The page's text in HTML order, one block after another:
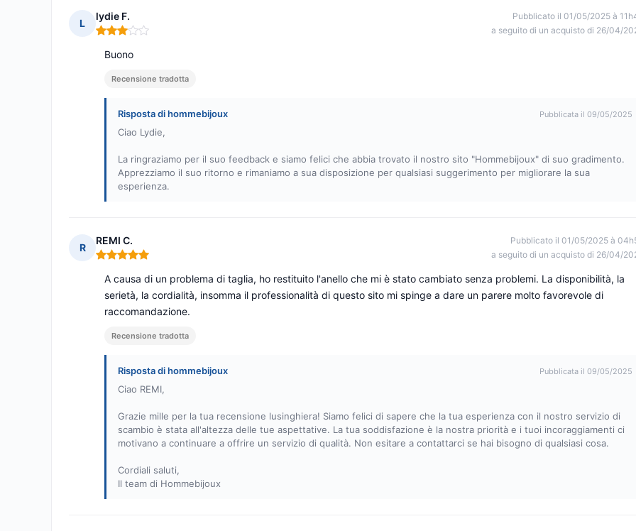
L
lydie F.
Nota: 3 su 5
Pubblicato il 01/05/2025 à
a seguito di un acquisto di 26/04/
Buono
Recensione tradotta
Risposta di hommebijoux Pubblicata il 09/05/2025
Ciao Lydie,
La ringraziamo per il suo feedback e siamo felici che abbia trovato il nostro sito "Hommebijoux" di suo gradimento.
Apprezziamo il suo ritorno e rimaniamo a sua disposizione per qualsiasi suggerimento per migliorare la sua
esperienza.
R
REMI C.
Nota: 5 su 5
Pubblicato il 01/05/2025 à
a seguito di un acquisto di 26/04/
A causa di un problema di taglia, ho restituito l'anello che mi è stato cambiato senza problemi. La disponibilità, la
serietà, la cordialità, insomma il professionalità di questo sito mi spinge a dare un parere molto favorevole di
raccomandazione.
Recensione tradotta
Risposta di hommebijoux Pubblicata il 09/05/2025
Ciao REMI,
Grazie mille per la tua recensione lusinghiera! Siamo felici di sapere che la tua esperienza con il nostro servizio di
scambio è stata all'altezza delle tue aspettative. La tua soddisfazione è la nostra priorità e i tuoi incoraggiamenti ci
motivano a continuare a offrire un servizio di qualità. Non esitare a contattarci se hai bisogno di qualsiasi cosa.
Cordiali saluti,
Il team di Hommebijoux